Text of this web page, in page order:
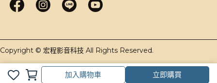
加入購物車 立即購買